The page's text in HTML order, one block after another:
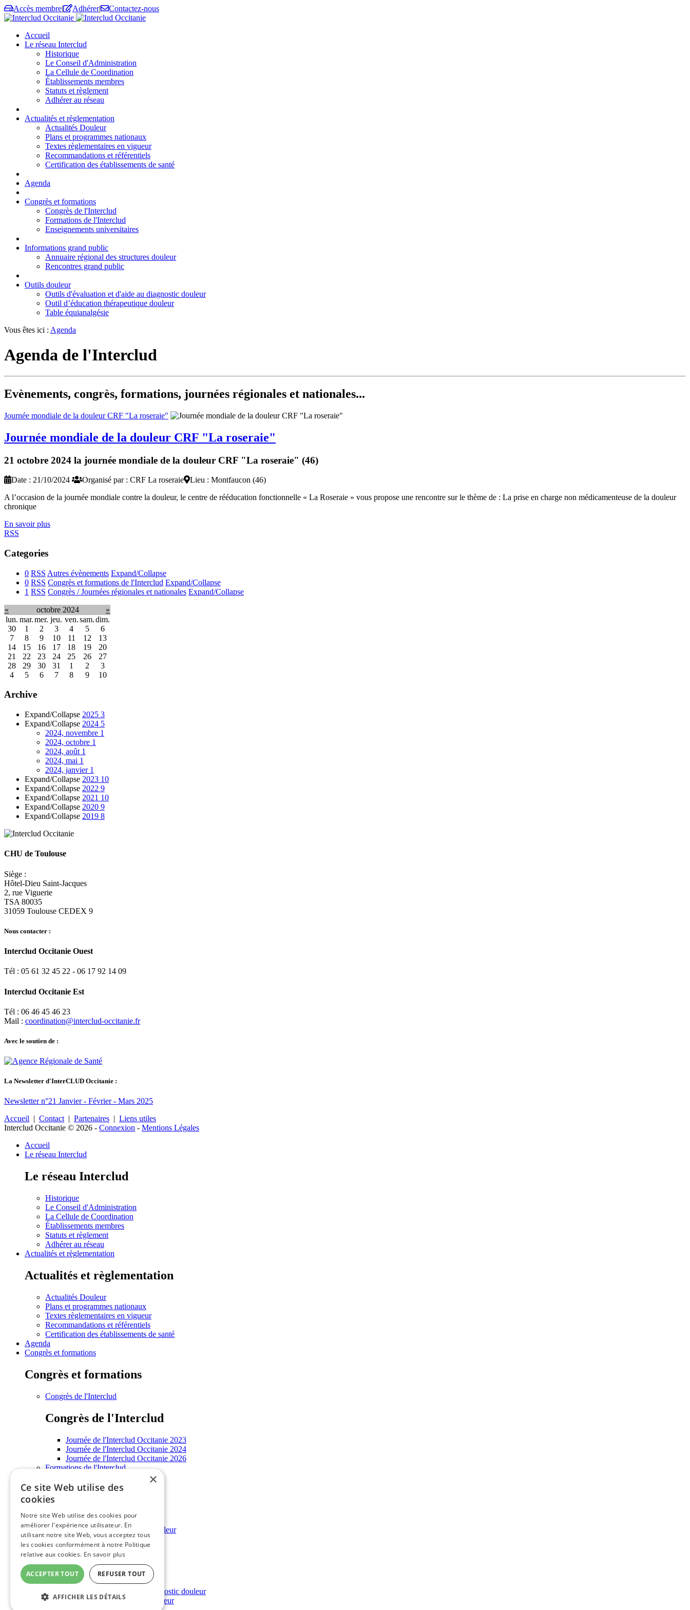
Accès membre| Adhérer| Contactez-nous
Accueil
Le réseau Interclud
Historique
Le Conseil d'Administration
La Cellule de Coordination
Établissements membres
Statuts et règlement
Adhérer au réseau
Actualités et règlementation
Actualités Douleur
Plans et programmes nationaux
Textes règlementaires en vigueur
Recommandations et référentiels
Certification des établissements de santé
Agenda
Congrès et formations
Congrès de l'Interclud
Formations de l'Interclud
Enseignements universitaires
Informations grand public
Annuaire régional des structures douleur
Rencontres grand public
Outils douleur
Outils d'évaluation et d'aide au diagnostic douleur
Outil d’éducation thérapeutique douleur
Table équianalgésie
Vous êtes ici : Agenda
Agenda de l'Interclud
Evènements, congrès, formations, journées régionales et nationales...
Journée mondiale de la douleur CRF "La roseraie"
Journée mondiale de la douleur CRF "La roseraie"
21 octobre 2024 la journée mondiale de la douleur CRF "La roseraie" (46)
Date : 21/10/2024 Organisé par : CRF La roseraie
Lieu : Montfaucon (46)
A l’occasion de la journée mondiale contre la douleur, le centre de rééducation fonctionnelle « La Roseraie » vous propose une rencontre sur le thème de : La prise en charge non médicamenteuse de la douleur
chronique
En savoir plus
RSS
Categories
0 RSS Autres évènements Expand/Collapse
0 RSS Congrès et formations de l'Interclud Expand/Collapse
1 RSS Congrès / Journées régionales et nationales Expand/Collapse
« octobre 2024
»
lun. mar.mer. jeu. ven.sam.dim.
30
1 2 3 4 5
6
7
8 9 10 11 12
13
14
15 16 17 18 19
20
21
22 23 24 25 26
27
28
29 30 31 1 2
3
4
5 6 7 8 9 10
Archive
Expand/Collapse 2025 3
Expand/Collapse 2024 5
2024, novembre 1
2024, octobre 1
2024, août 1
2024, mai 1
2024, janvier 1
Expand/Collapse 2023 10
Expand/Collapse 2022 9
Expand/Collapse 2021 10
Expand/Collapse 2020 9
Expand/Collapse 2019 8
CHU de Toulouse
Siège :
Hôtel-Dieu Saint-Jacques
2, rue Viguerie
TSA 80035
31059 Toulouse CEDEX 9
Nous contacter :
Interclud Occitanie Ouest
Tél : 05 61 32 45 22 - 06 17 92 14 09
Interclud Occitanie Est
Tél : 06 46 45 46 23
Mail : coordination@interclud-occitanie.fr
Avec le soutien de :
La Newsletter d'InterCLUD Occitanie :
Newsletter n°21 Janvier - Février - Mars 2025
Accueil
Contact| Partenaires
Liens utiles
Interclud Occitanie © 2026 - Connexion - Mentions Légales
Accueil
Le réseau Interclud
Le réseau Interclud
Historique
Le Conseil d'Administration
La Cellule de Coordination
Établissements membres
Statuts et règlement
Adhérer au réseau
Actualités et règlementation
Actualités et règlementation
Actualités Douleur
Plans et programmes nationaux
Textes règlementaires en vigueur
Recommandations et référentiels
Certification des établissements de santé
Agenda
Congrès et formations
Congrès et formations
Congrès de l'Interclud
Congrès de l'Interclud
Journée de l'Interclud Occitanie 2023
Journée de l'Interclud Occitanie 2024
Journée de l'Interclud Occitanie 2026
Formations de l'Interclud
Informations grand public
Annuaire régional des structures douleur
Rencontres grand public
Outils douleur
Outils douleur
Outils d'évaluation et d'aide au diagnostic douleur
Outil d’éducation thérapeutique douleur
×
Ce site Web utilise des
cookies
Notre site Web utilise des cookies pour
améliorer l'expérience utilisateur. En
utilisant notre site Web, vous acceptez tous
les cookies conformément à notre Politique
relative aux cookies. En savoir plus
ACCEPTER TOUT REFUSER TOUT
AFFICHER LES DÉTAILS